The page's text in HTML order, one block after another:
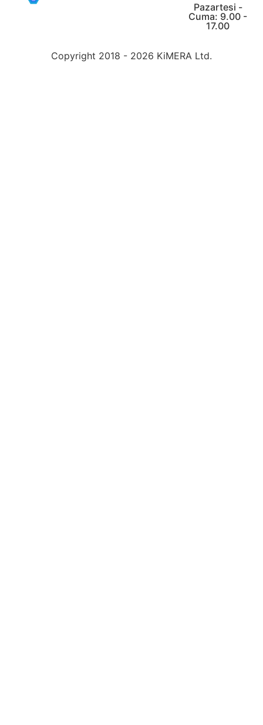
Pazartesi -
Cuma: 9.00 -
17.00
Copyright 2018 - 2026 KiMERA Ltd.